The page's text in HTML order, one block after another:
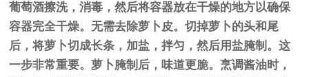
葡萄酒擦洗，消毒，然后将容器放在干燥的地方以确保
容器完全干燥。无需去除萝卜皮。切掉萝卜的头和尾
后，将萝卜切成长条，加盐，拌匀，然后用盐腌制。这
一步非常重要。萝卜腌制后，味道更脆。烹调酱油时，